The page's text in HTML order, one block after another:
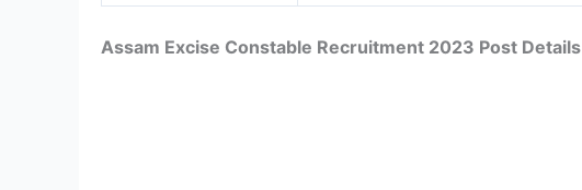
Assam Excise Constable Recruitment 2023 Post Details